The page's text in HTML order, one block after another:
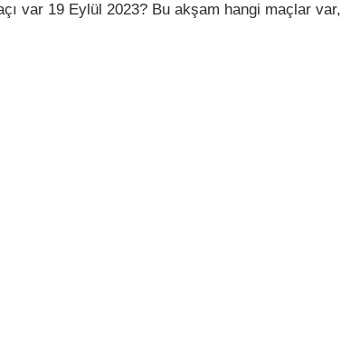
var 19 Eylül 2023? Bu akşam hangi maçlar var,